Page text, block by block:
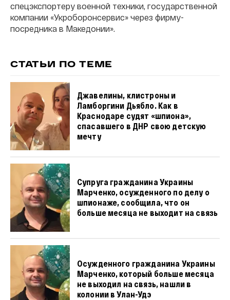
спецэкспортеру военной техники, государственной
компании «Укроборонсервис» через фирму-
посредника в Македонии».
СТАТЬИ ПО ТЕМЕ
Джавелины, клистроны и
Ламборгини Дьябло. Как в
Краснодаре судят «шпиона»,
спасавшего в ДНР свою детскую
мечту
Супруга гражданина Украины
Марченко, осужденного по делу о
шпионаже, сообщила, что он
больше месяца не выходит на связь
Осужденного гражданина Украины
Марченко, который больше месяца
не выходил на связь, нашли в
колонии в Улан-Удэ